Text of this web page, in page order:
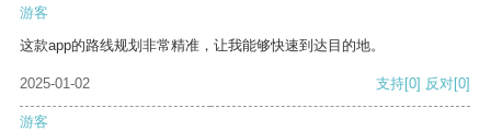
游客
这款app的路线规划非常精准，让我能够快速到达目的地。
2025-01-02 支持[0] 反对[0]
游客